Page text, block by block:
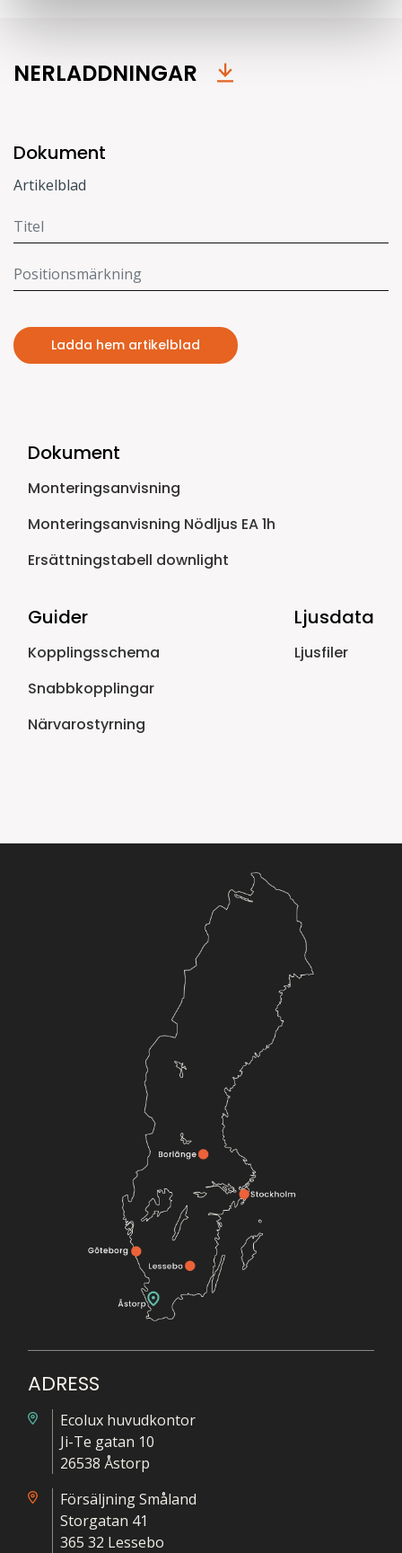
NERLADDNINGAR
Dokument
Artikelblad
Ladda hem artikelblad
Dokument
Monteringsanvisning
Monteringsanvisning Nödljus EA 1h
Ersättningstabell downlight
Guider
Kopplingsschema
Snabbkopplingar
Närvarostyrning
Ljusdata
Ljusfiler
ADRESS
Ecolux huvudkontor
Ji-Te gatan 10
26538 Åstorp
Försäljning Småland
Storgatan 41
365 32 Lessebo